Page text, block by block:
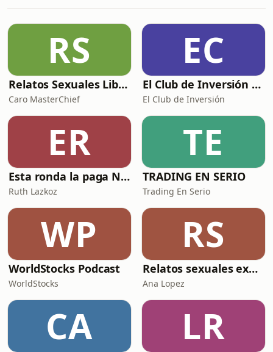
Esa misma noche, a la 01:30h. de la
madrugada, encuentran el cuerpo de
Pedro t
RS
Relatos Sexuales Liberales
Caro MasterChief
EC
El Club de Inversión podcast
El Club de Inversión
ER
Esta ronda la paga Newton
Ruth Lazkoz
TE
TRADING EN SERIO
Trading En Serio
WP
WorldStocks Podcast
WorldStocks
RS
Relatos sexuales explícitos
Ana Lopez
CA LR